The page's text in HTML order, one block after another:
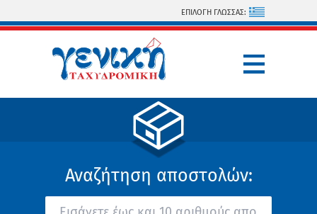
Παράκαμψη προς το κυρίως περιεχόμενοΕΠΙΛΟΓΗ ΓΛΩΣΣΑΣ:
Αναζήτηση αποστολών: